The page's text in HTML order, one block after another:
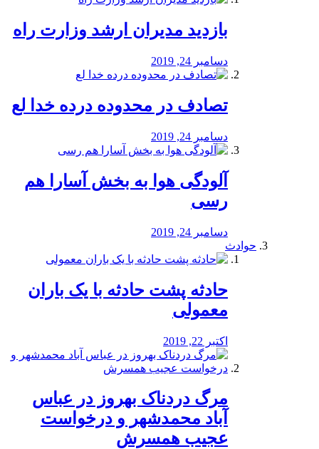
بازدید مدیران ارشد وزارت راه
دسامبر 24, 2019
تصادف در محدوده درده خدا لع
دسامبر 24, 2019
آلودگی هوا به بخش آسارا هم
رسی
دسامبر 24, 2019
حوادث
️حادثه پشت حادثه با یک باران
معمولی
اکتبر 22, 2019
مرگ دردناک بهروز در عباس
آباد محمدشهر و درخواست
عجیب همسرش